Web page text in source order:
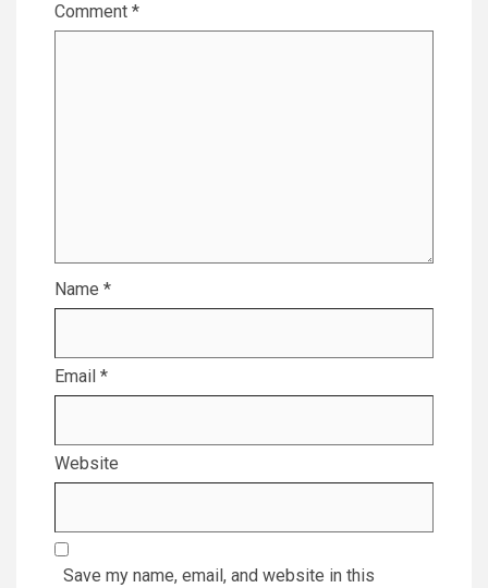
Comment *
Name *
Email *
Website
Save my name, email, and website in this